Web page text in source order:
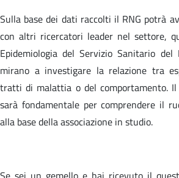
Sulla base dei dati raccolti il RNG potrà
con altri ricercatori leader nel settore,
Epidemiologia del Servizio Sanitario del
mirano a investigare la relazione tra
tratti di malattia o del comportamento.
sarà fondamentale per comprendere il
alla base della associazione in studio.